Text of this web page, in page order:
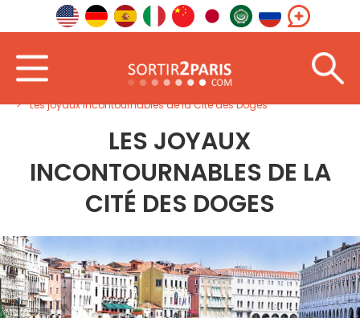
Les joyaux incontournables de la Cité des Doges
LES JOYAUX
INCONTOURNABLES DE LA
CITÉ DES DOGES